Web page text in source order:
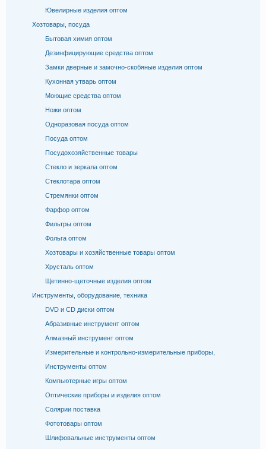
Ювелирные изделия оптом
Хозтовары, посуда
Бытовая химия оптом
Дезинфицирующие средства оптом
Замки дверные и замочно-скобяные изделия оптом
Кухонная утварь оптом
Моющие средства оптом
Ножи оптом
Одноразовая посуда оптом
Посуда оптом
Посудохозяйственные товары
Стекло и зеркала оптом
Стеклотара оптом
Стремянки оптом
Фарфор оптом
Фильтры оптом
Фольга оптом
Хозтовары и хозяйственные товары оптом
Хрусталь оптом
Щетинно-щеточные изделия оптом
Инструменты, оборудование, техника
DVD и CD диски оптом
Абразивные инструмент оптом
Алмазный инструмент оптом
Измерительные и контрольно-измерительные приборы,
Инструменты оптом
Компьютерные игры оптом
Оптические приборы и изделия оптом
Солярии поставка
Фототовары оптом
Шлифовальные инструменты оптом